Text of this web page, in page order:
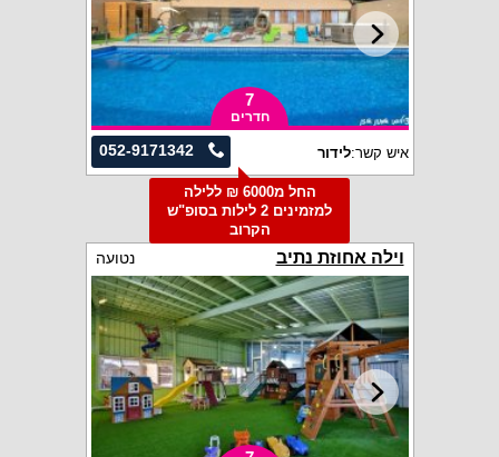
7
חדרים
052-9171342 איש קשר:לידור
החל מ6000 ₪ ללילה
למזמינים 2 לילות בסופ"ש
הקרוב
וילה אחוזת נתיב נטועה